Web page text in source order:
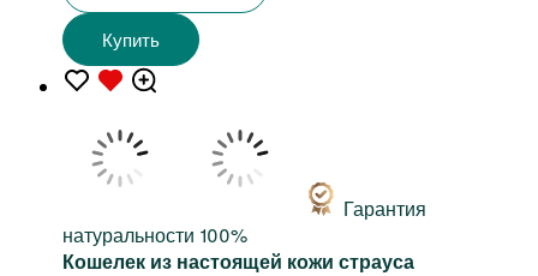
Купить
Гарантия
натуральности 100%
Кошелек из настоящей кожи страуса